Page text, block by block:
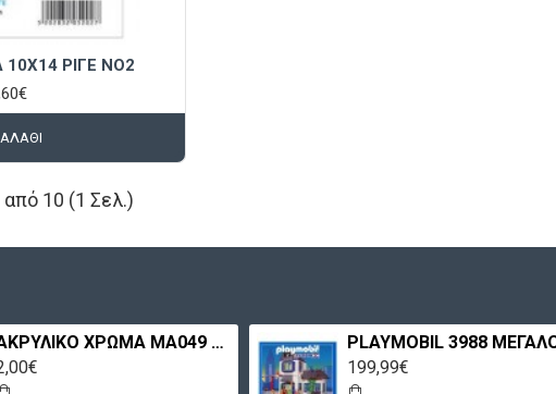
ΡΙΓΕ NO2
10 (1 Σελ.)
ΑΚΡΥΛΙΚΟ ΧΡΩΜΑ MA049 60ML ΠΕΤΡΟΛ ΑΝΟΙΧΤΟ MAXICOLOR
199,99€